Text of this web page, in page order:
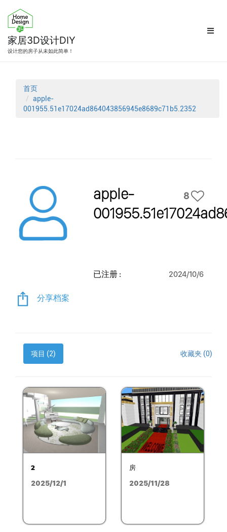
家居3D设计DIY
设计您的房子从未如此简单！
首页
apple-
001955.51e17024ad864043856945e8689c71b5.2352
apple-
8
已注册 : 2024/10/6
分享档案
项目 (2) 收藏夹 (0)
2
2025/12/1
房
2025/11/28